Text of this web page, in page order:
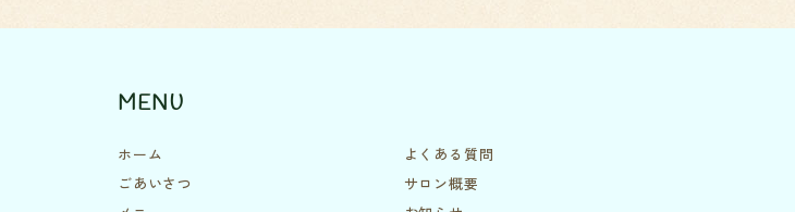
MENU
ホーム
ごあいさつ
よくある質問
サロン概要